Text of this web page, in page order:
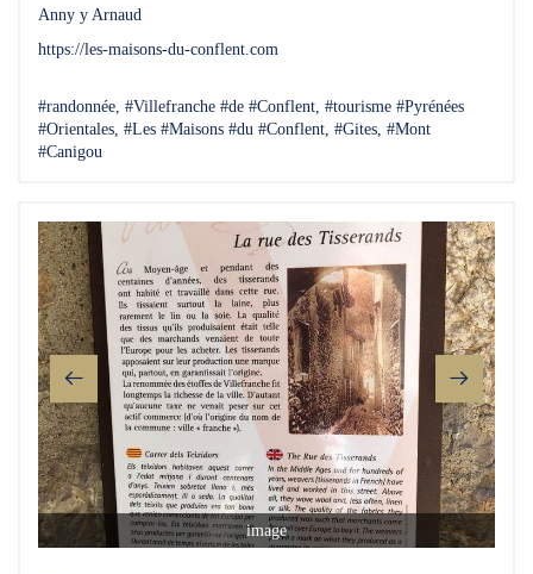
Anny y Arnaud
https://les-maisons-du-conflent.com
#randonnée, #Villefranche #de #Conflent, #tourisme #Pyrénées
#Orientales, #Les #Maisons #du #Conflent, #Gites, #Mont
#Canigou
image